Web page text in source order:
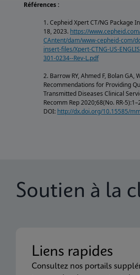
Références :
1. Cepheid Xpert CT/NG Package
18, 2023. https://
CAntent/dam/www-cepheid-com/
insert-files/Xpert-CTNG-US-
301-0234--Rev-L.pdf
2. Barrow RY, Ahmed F, Bolan GA,
Recommendations for Providing
Transmitted Diseases Clinical
Recomm Rep 2020;68(No. RR-
DOI: http://dx.doi.org/10.15585/
Soutien à la
Liens rapides
Consultez nos portails